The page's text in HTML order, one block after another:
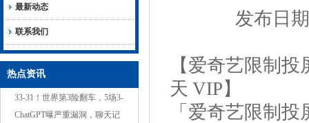
最新动态
联系我们
热点资讯
33-31！世界第3险翻车，5场3-
0，中国女排冲3连胜，1队变
ChatGPT曝严重漏洞，聊天记
发布日
【爱奇艺限制
天 VIP】
「爱奇艺限制